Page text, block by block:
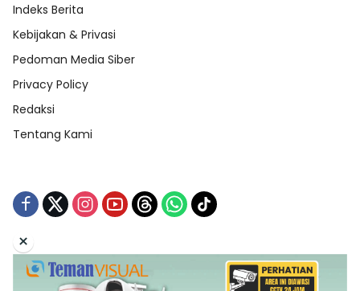
Indeks Berita
Kebijakan & Privasi
Pedoman Media Siber
Privacy Policy
Redaksi
Tentang Kami
Tentang Kami Redaksi
Indeks Berita
Disclaimer
Pedoman Media Siber
×